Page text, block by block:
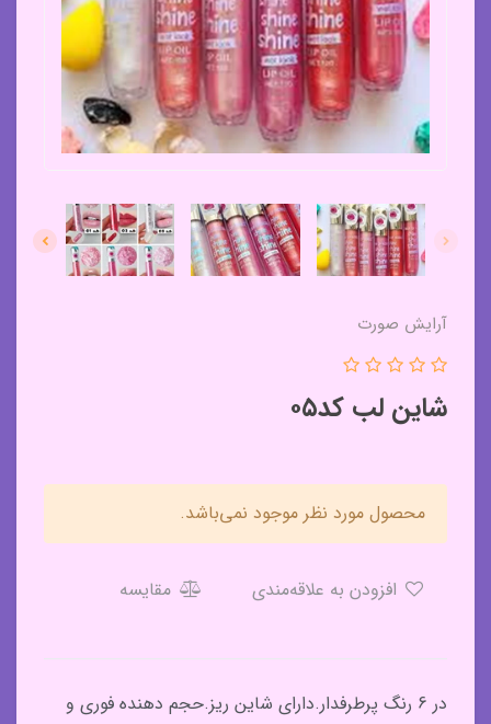
آرایش صورت
شاین لب کد۰۵
محصول مورد نظر موجود نمی‌باشد.
مقایسه
​​​​در 6 رنگ پرطرفدار.دارای شاین ریز.حجم دهنده فوری و